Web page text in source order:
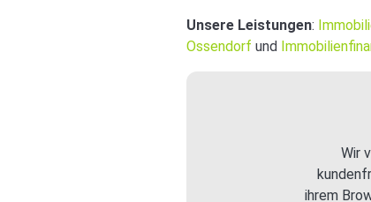
Unsere Leistungen:
Ossendorf und
Wir
ihrem